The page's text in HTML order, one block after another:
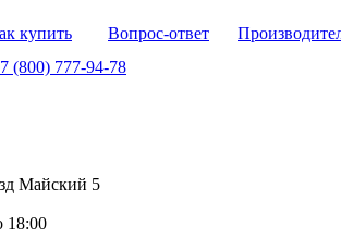
купить Вопрос-ответ
(800) 777-94-78
Майский 5
18:00